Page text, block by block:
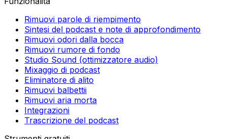
Rimuovi parole di riempimento
Sintesi del podcast e note di approfondimento
Rimuovi odori dalla bocca
Rimuovi rumore di fondo
Studio Sound (ottimizzatore audio)
Mixaggio di podcast
Eliminatore di alito
Rimuovi balbettii
Rimuovi aria morta
Integrazioni